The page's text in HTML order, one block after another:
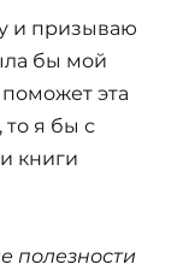
и призываю
бы мой
эта
то я бы с
книги
полезности